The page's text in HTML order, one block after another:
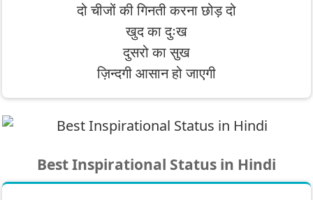
दो चीजों की गिनती करना छोड़ दो
खुद का दुःख
दुसरो का सुख
ज़िन्दगी आसान हो जाएगी
Best Inspirational Status in Hindi